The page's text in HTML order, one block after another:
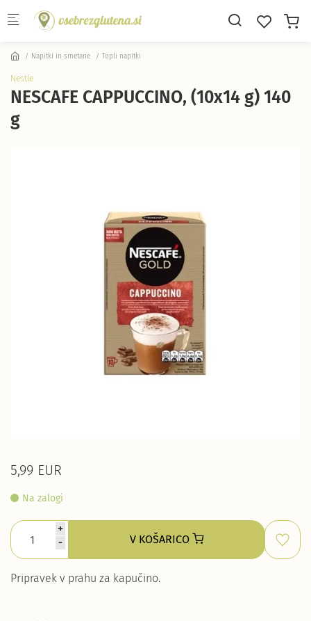
Skip to main content
Napitki in smetane Topli napitki
Nestle
NESCAFE CAPPUCCINO, (10x14 g) 140
g
5,99 EUR
Na zalogi
+
-
V KOŠARICO
Pripravek v prahu za kapučino.